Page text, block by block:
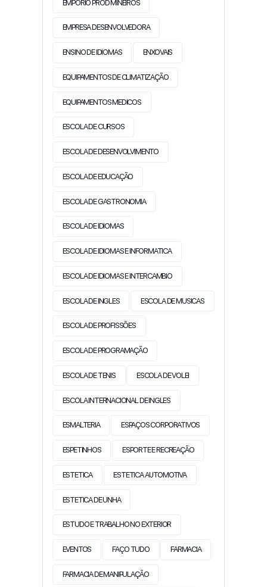
EMPORIO PROD MINEIROS
EMPRESA DESENVOLVEDORA
ENSINO DE IDIOMAS ENXOVAIS
EQUIPAMENTOS DE CLIMATIZAÇÃO
EQUIPAMENTOS MEDICOS
ESCOLA DE CURSOS
ESCOLA DE DESENVOLVIMENTO
ESCOLA DE EDUCAÇÃO
ESCOLA DE GASTRONOMIA
ESCOLA DE IDIOMAS
ESCOLA DE IDIOMAS E INFORMATICA
ESCOLA DE IDIOMAS E INTERCAMBIO
ESCOLA DE INGLES ESCOLA DE MUSICAS
ESCOLA DE PROFISSÕES
ESCOLA DE PROGRAMAÇÃO
ESCOLA DE TENIS ESCOLA DE VOLEI
ESCOLA INTERNACIONAL DE INGLES
ESMALTERIA ESPAÇOS CORPORATIVOS
ESPETINHOS ESPORTE E RECREAÇÃO
ESTETICA ESTETICA AUTOMOTIVA
ESTETICA DE UNHA
ESTUDO E TRABALHO NO EXTERIOR
EVENTOS FAÇO TUDO FARMACIA
FARMACIA DE MANIPULAÇÃO